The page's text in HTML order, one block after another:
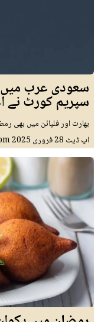
سعودی عرب میں
سپریم کورٹ نے
بھارت اور فلپائن میں بھی
اپ ڈیٹ 28 فروری 2025